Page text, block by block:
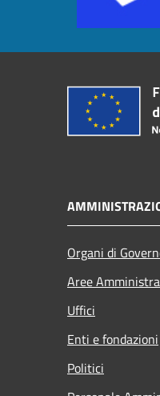
Organi di
Aree
Uffici
Enti e fondazioni
Politici